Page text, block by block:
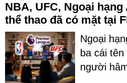
NBA, UFC, Ngoại hạng
thể thao đã có mặt tại
Ngoại
ba cái
người